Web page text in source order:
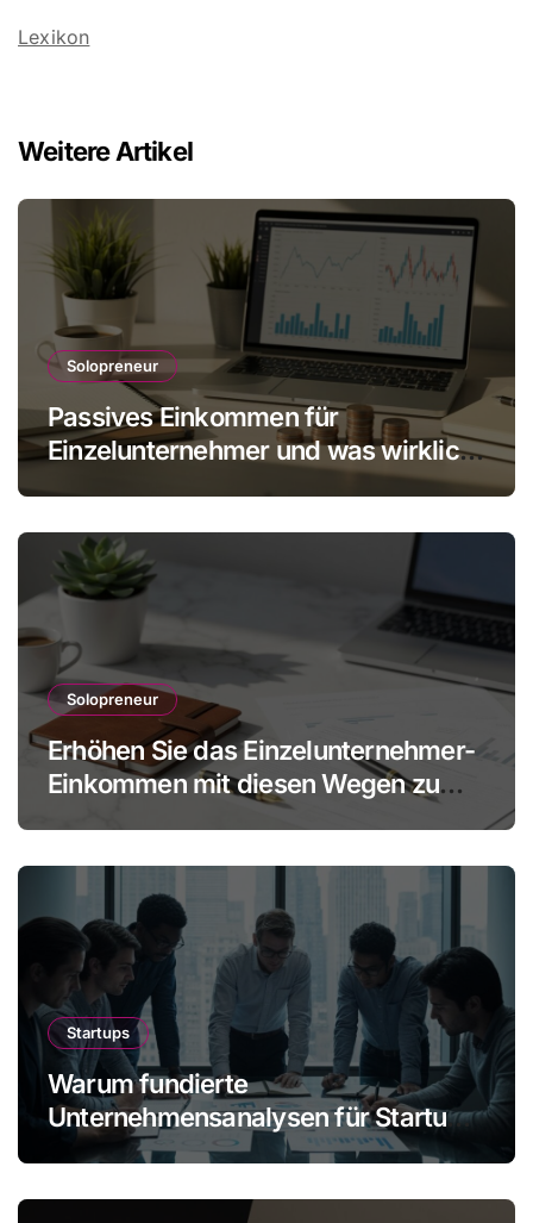
Lexikon
Weitere Artikel
Solopreneur
Passives Einkommen für
Einzelunternehmer und was wirklich
Solopreneur
Erhöhen Sie das Einzelunternehmer-
Einkommen mit diesen Wegen zu
mehr Gewinn ohne Mitarbeiter
Startups
Warum fundierte
Unternehmensanalysen für Startups
immer wichtiger werden